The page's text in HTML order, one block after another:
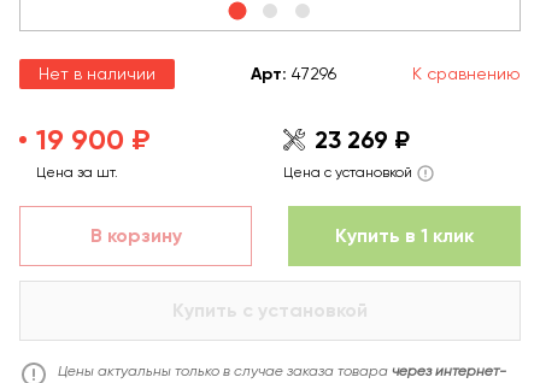
Нет в наличии Арт: 47296 К сравнению
19 900 ₽
Цена за шт.
23 269 ₽
Цена с установкой
В корзину Купить в 1 клик
Купить с установкой
Цены актуальны только в случае заказа товара через интернет-